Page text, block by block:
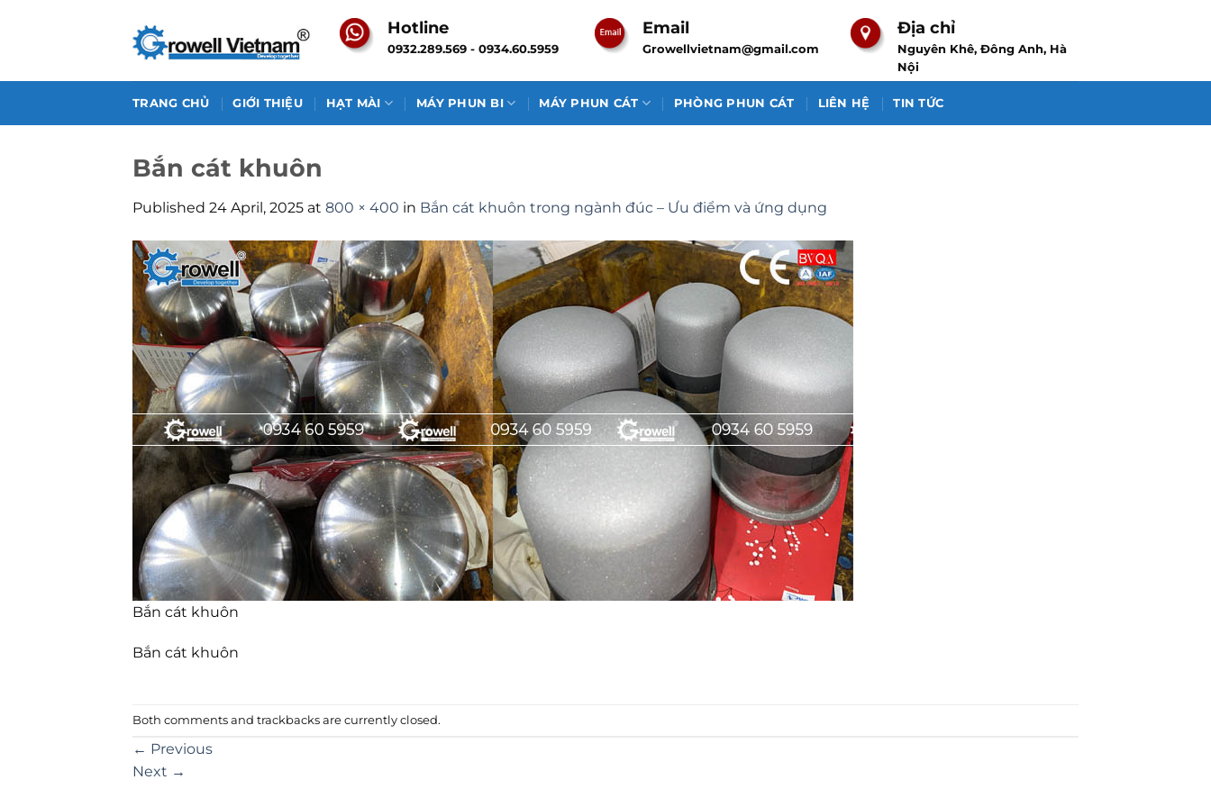
Hotline
0932.289.569 - 0934.60.5959
Email
Growellvietnam@gmail.com
Địa chỉ
Nguyên Khê, Đông Anh, Hà
Nội
TRANG CHỦ GIỚI THIỆU HẠT MÀI MÁY PHUN BI MÁY PHUN CÁT PHÒNG PHUN CÁT LIÊN HỆ TIN TỨC
Bắn cát khuôn
Published 24 April, 2025 at 800 × 400 in Bắn cát khuôn trong ngành đúc – Ưu điểm và ứng dụng
Bắn cát khuôn
Bắn cát khuôn
Both comments and trackbacks are currently closed.
← Previous
Next →